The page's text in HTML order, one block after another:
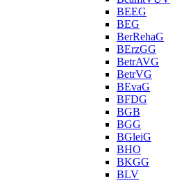
BEEG
BEG
BerRehaG
BErzGG
BetrAVG
BetrVG
BEvaG
BFDG
BGB
BGG
BGleiG
BHO
BKGG
BLV